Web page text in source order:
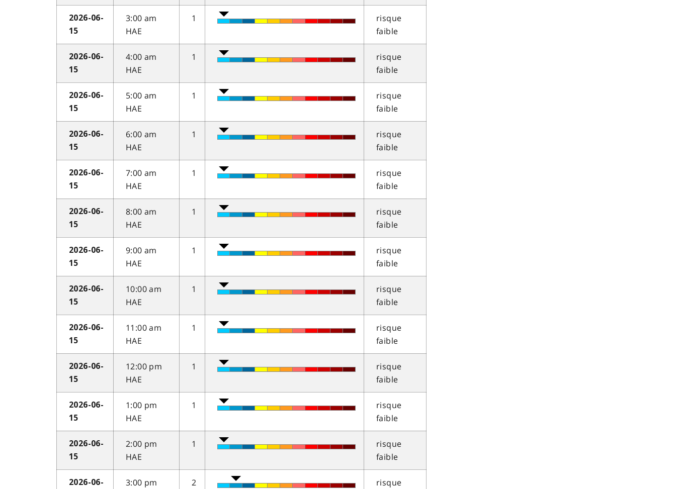
2026-06-
15
3:00 am
HAE
1
risque
faible
2026-06-
15
4:00 am
HAE
1
risque
faible
2026-06-
15
5:00 am
HAE
1
risque
faible
2026-06-
15
6:00 am
HAE
1
risque
faible
2026-06-
15
7:00 am
HAE
1
risque
faible
2026-06-
15
8:00 am
HAE
1
risque
faible
2026-06-
15
9:00 am
HAE
1
risque
faible
2026-06-
15
10:00 am
HAE
1
risque
faible
2026-06-
15
11:00 am
HAE
1
risque
faible
2026-06-
15
12:00 pm
HAE
1
risque
faible
2026-06-
15
1:00 pm
HAE
1
risque
faible
2026-06-
15
2:00 pm
HAE
1
risque
faible
2026-06-
3:00 pm
2
risque